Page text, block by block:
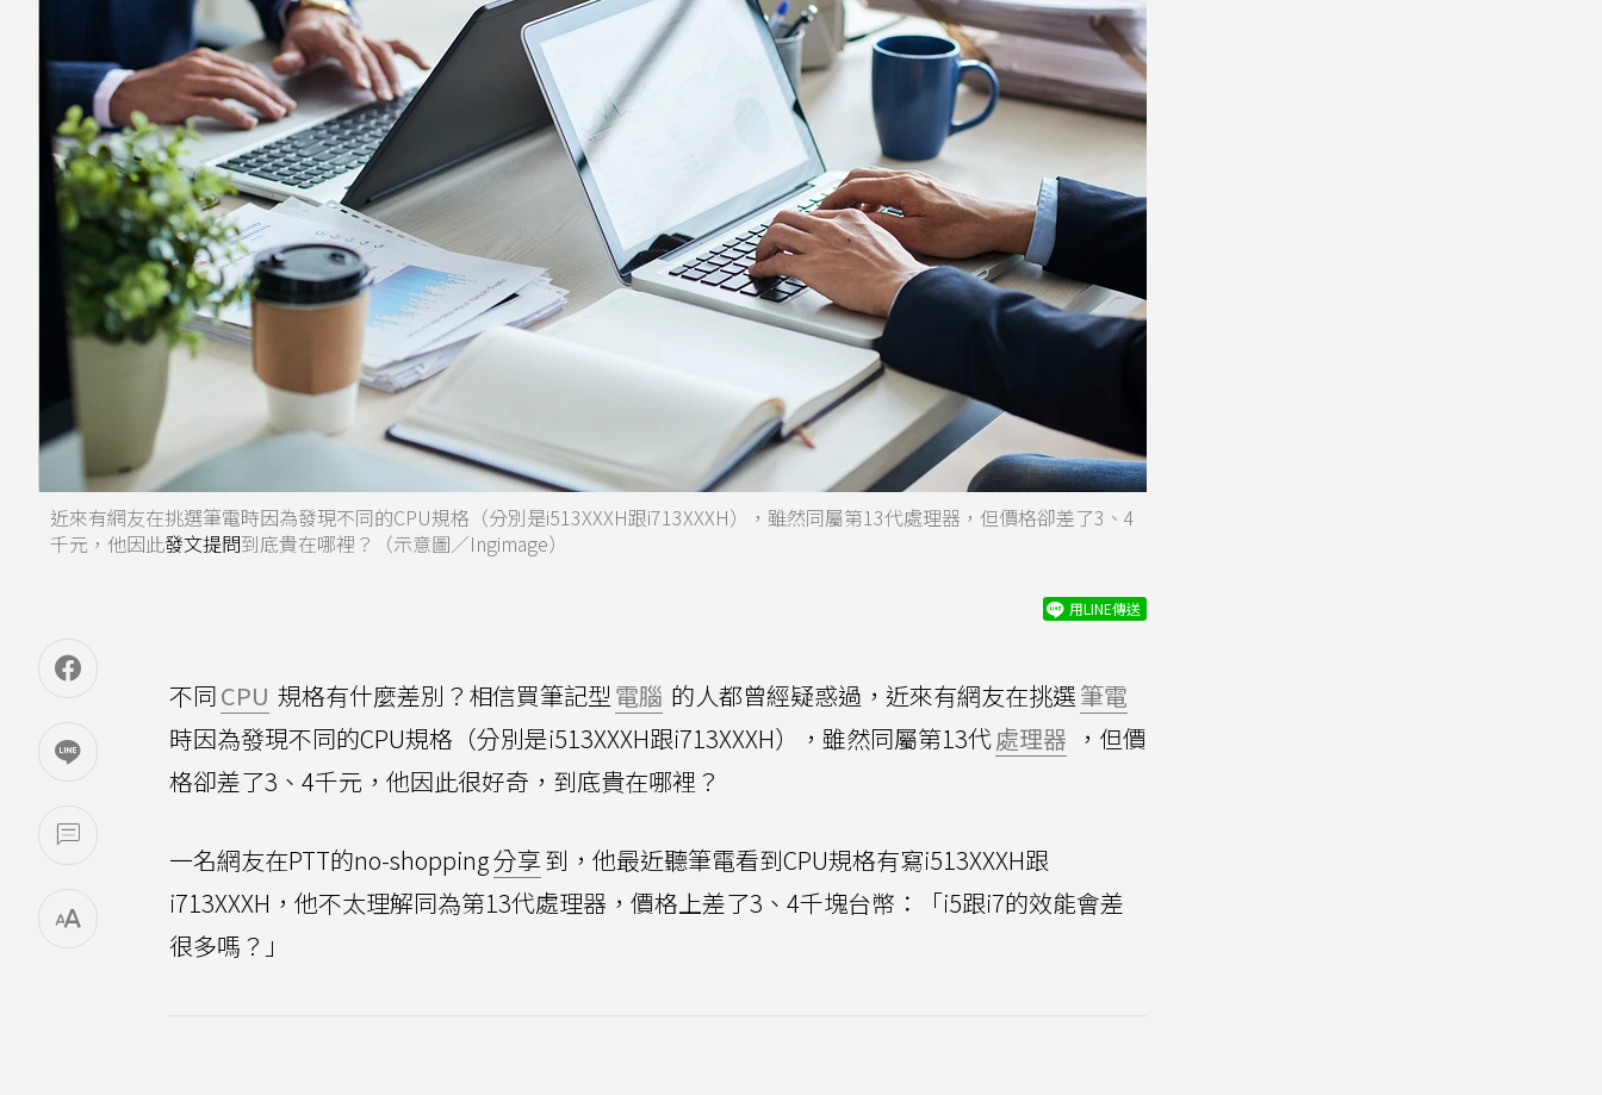
近來有網友在挑選筆電時因為發現不同的CPU規格（分別是i513XXXH跟i713XXXH），雖然同屬第13代處理器，但價格卻差了3、4
千元，他因此發文提問到底貴在哪裡？（示意圖／Ingimage）
用LINE傳送
不同CPU 規格有什麼差別？相信買筆記型 電腦 的人都曾經疑惑過，近來有網友在挑選筆電
時因為發現不同的CPU規格（分別是i513XXXH跟i713XXXH），雖然同屬第13代處理器 ，但價
格卻差了3、4千元，他因此很好奇，到底貴在哪裡？
一名網友在PTT的no-shopping分享到，他最近聽筆電看到CPU規格有寫i513XXXH跟
i713XXXH，他不太理解同為第13代處理器，價格上差了3、4千塊台幣：「i5跟i7的效能會差
很多嗎？」